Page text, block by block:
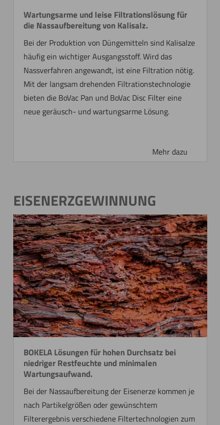
Wartungsarme und leise Filtrationslösung für
die Nassaufbereitung von Kalisalz.
Bei der Produktion von Düngemitteln sind Kalisalze
häufig ein wichtiger Ausgangsstoff. Wird das
Nassverfahren angewandt, ist eine Filtration nötig.
Mit der langsam drehenden Filtrationstechnologie
bieten die BoVac Pan und BoVac Disc Filter eine
neue geräusch- und wartungsarme Lösung.
EISENERZGEWINNUNG
BOKELA Lösungen für hohen Durchsatz bei
niedriger Restfeuchte und minimalen
Wartungsaufwand.
Bei der Nassaufbereitung der Eisenerze kommen je
nach Partikelgrößen oder gewünschtem
Filterergebnis verschiedene Filtertechnologien zum